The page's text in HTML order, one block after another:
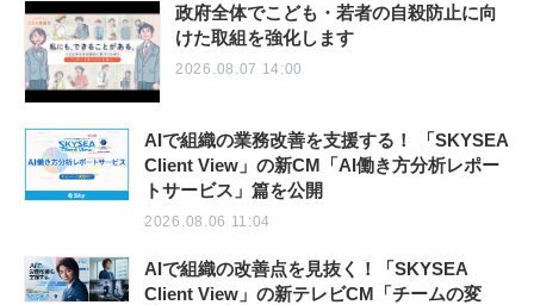
政府全体でこども・若者の自殺防止に向
けた取組を強化します
2026.08.07 14:00
AIで組織の業務改善を支援する！ 「SKYSEA
Client View」の新CM「AI働き方分析レポー
トサービス」篇を公開
2026.08.06 11:04
AIで組織の改善点を見抜く！「SKYSEA
Client View」の新テレビCM「チームの変